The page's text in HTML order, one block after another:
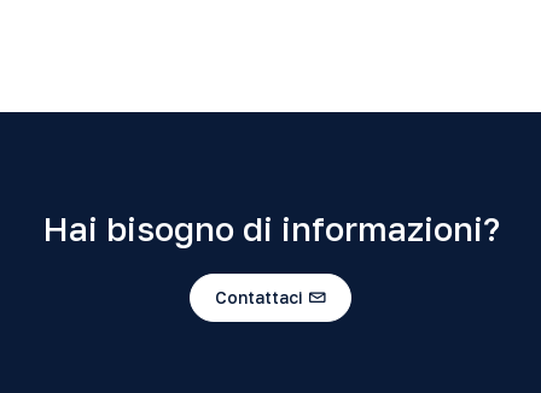
Hai bisogno di informazioni?
Contattaci